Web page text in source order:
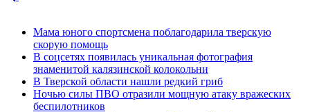
Мама юного спортсмена поблагодарила тверскую
скорую помощь
В соцсетях появилась уникальная фотография
знаменитой калязинской колокольни
В Тверской области нашли редкий гриб
Ночью силы ПВО отразили мощную атаку вражеских
беспилотников